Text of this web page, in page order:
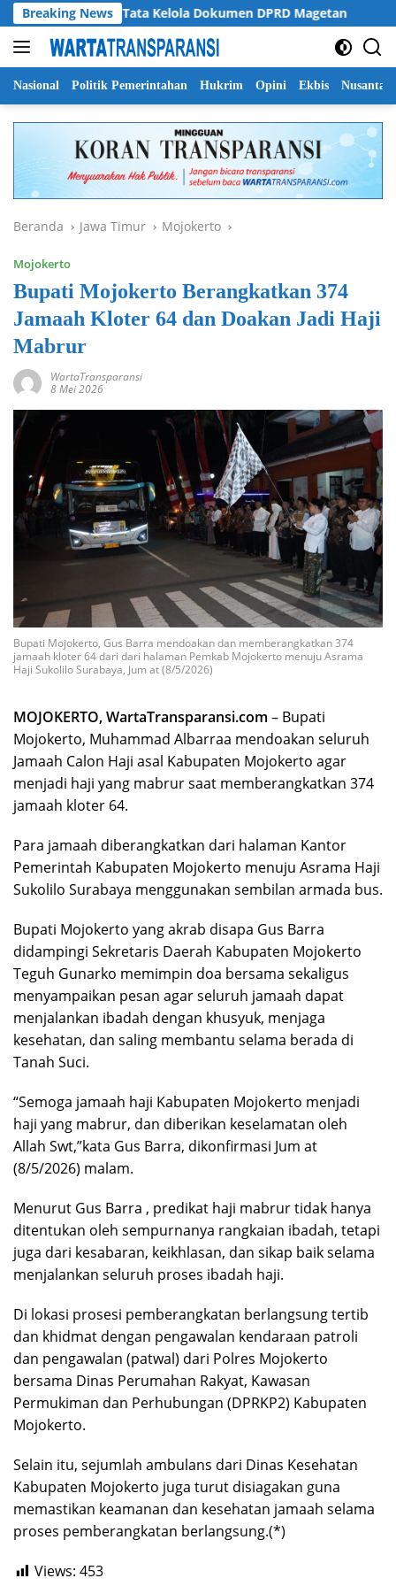
Langsung
ke
konten
Breaking News
Soroti Tata Kelola Dokumen DPRD Magetan
Nasional Politik Pemerintahan Hukrim Opini Ekbis Nusantara
Beranda Jawa Timur Mojokerto
Mojokerto
Bupati Mojokerto Berangkatkan 374
Jamaah Kloter 64 dan Doakan Jadi Haji
Mabrur
WartaTransparansi
8 Mei 2026
Bupati Mojokerto, Gus Barra mendoakan dan memberangkatkan 374
jamaah kloter 64 dari dari halaman Pemkab Mojokerto menuju Asrama
Haji Sukolilo Surabaya, Jum at (8/5/2026)
MOJOKERTO, WartaTransparansi.com – Bupati
Mojokerto, Muhammad Albarraa mendoakan seluruh
Jamaah Calon Haji asal Kabupaten Mojokerto agar
menjadi haji yang mabrur saat memberangkatkan 374
jamaah kloter 64.
Para jamaah diberangkatkan dari halaman Kantor
Pemerintah Kabupaten Mojokerto menuju Asrama Haji
Sukolilo Surabaya menggunakan sembilan armada bus.
Bupati Mojokerto yang akrab disapa Gus Barra
didampingi Sekretaris Daerah Kabupaten Mojokerto
Teguh Gunarko memimpin doa bersama sekaligus
menyampaikan pesan agar seluruh jamaah dapat
menjalankan ibadah dengan khusyuk, menjaga
kesehatan, dan saling membantu selama berada di
Tanah Suci.
“Semoga jamaah haji Kabupaten Mojokerto menjadi
haji yang mabrur, dan diberikan keselamatan oleh
Allah Swt,”kata Gus Barra, dikonfirmasi Jum at
(8/5/2026) malam.
Menurut Gus Barra , predikat haji mabrur tidak hanya
ditentukan oleh sempurnanya rangkaian ibadah, tetapi
juga dari kesabaran, keikhlasan, dan sikap baik selama
menjalankan seluruh proses ibadah haji.
Di lokasi prosesi pemberangkatan berlangsung tertib
dan khidmat dengan pengawalan kendaraan patroli
dan pengawalan (patwal) dari Polres Mojokerto
bersama Dinas Perumahan Rakyat, Kawasan
Permukiman dan Perhubungan (DPRKP2) Kabupaten
Mojokerto.
Selain itu, sejumlah ambulans dari Dinas Kesehatan
Kabupaten Mojokerto juga turut disiagakan guna
memastikan keamanan dan kesehatan jamaah selama
proses pemberangkatan berlangsung.(*)
Views: 453